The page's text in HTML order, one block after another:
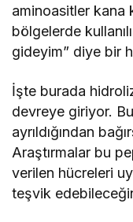
aminoasitler kana
bölgelerde
gideyim” diye bir
İşte burada
devreye giriyor.
ayrıldığından
Araştırmalar bu
verilen hücreleri
teşvik